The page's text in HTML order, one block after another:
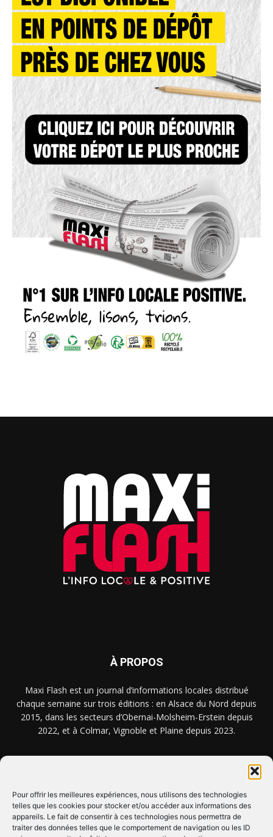
Pour offrir les meilleures expériences, nous utilisons des technologies
telles que les cookies pour stocker et/ou accéder aux informations des
appareils. Le fait de consentir à ces technologies nous permettra de
traiter des données telles que le comportement de navigation ou les ID
À PROPOS
Maxi Flash est un journal d’informations locales distribué
chaque semaine sur trois éditions : en Alsace du Nord depuis
2015, dans les secteurs d’Obernai-Molsheim-Erstein depuis
2022, et à Colmar, Vignoble et Plaine depuis 2023.
CLIQUEZ ICI !